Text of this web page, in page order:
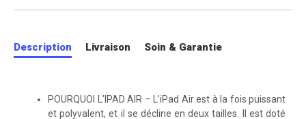
Description Livraison Soin & Garantie
POURQUOI L’IPAD AIR – L’iPad Air est à la fois puissant
et polyvalent, et il se décline en deux tailles. Il est doté